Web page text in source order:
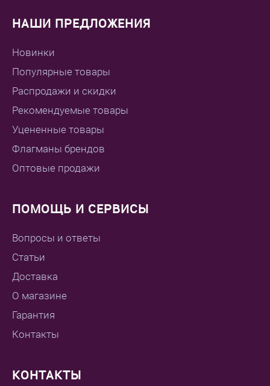
НАШИ ПРЕДЛОЖЕНИЯ
Новинки
Популярные товары
Распродажи и скидки
Рекомендуемые товары
Уцененные товары
Флагманы брендов
Оптовые продажи
ПОМОЩЬ И СЕРВИСЫ
Вопросы и ответы
Статьи
Доставка
О магазине
Гарантия
Контакты
КОНТАКТЫ